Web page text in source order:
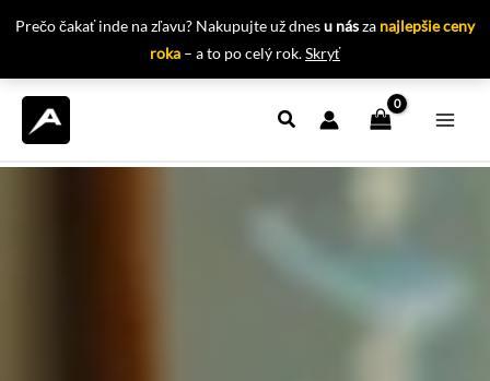
Prečo čakať inde na zľavu? Nakupujte už dnesu násza najlepšie ceny
roka – a to po celý rok.Skryť
Preskočiť